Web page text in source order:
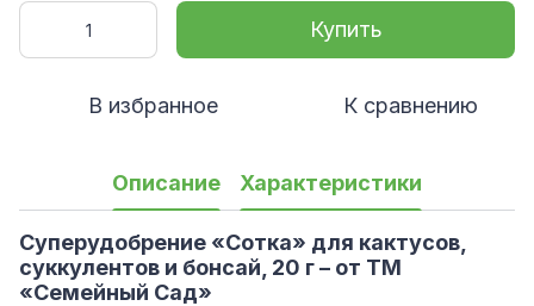
Купить
В избранное К сравнению
Описание Характеристики
Суперудобрение «Сотка» для кактусов,
суккулентов и бонсай, 20 г – от ТМ
«Семейный Сад»